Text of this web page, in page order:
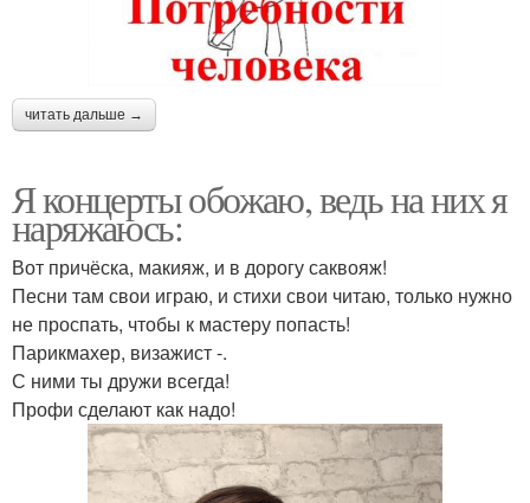
читать дальше →
Я концерты обожаю, ведь на них я
наряжаюсь:
Вот причёска, макияж, и в дорогу саквояж!
Песни там свои играю, и стихи свои читаю, только нужно
не проспать, чтобы к мастеру попасть!
Парикмахер, визажист -.
С ними ты дружи всегда!
Профи сделают как надо!